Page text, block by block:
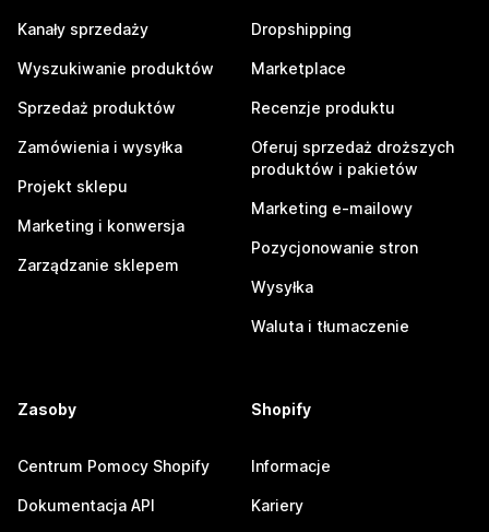
Kanały sprzedaży
Wyszukiwanie produktów
Sprzedaż produktów
Zamówienia i wysyłka
Projekt sklepu
Marketing i konwersja
Zarządzanie sklepem
Dropshipping
Marketplace
Recenzje produktu
Oferuj sprzedaż droższych
produktów i pakietów
Marketing e-mailowy
Pozycjonowanie stron
Wysyłka
Waluta i tłumaczenie
Zasoby
Centrum Pomocy Shopify
Dokumentacja API
Shopify
Informacje
Kariery